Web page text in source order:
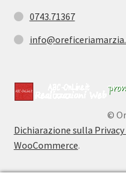
0743.71367
©
Dichiarazione sulla Privacy
WooCommerce.